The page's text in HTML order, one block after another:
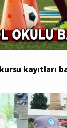
kayıtları